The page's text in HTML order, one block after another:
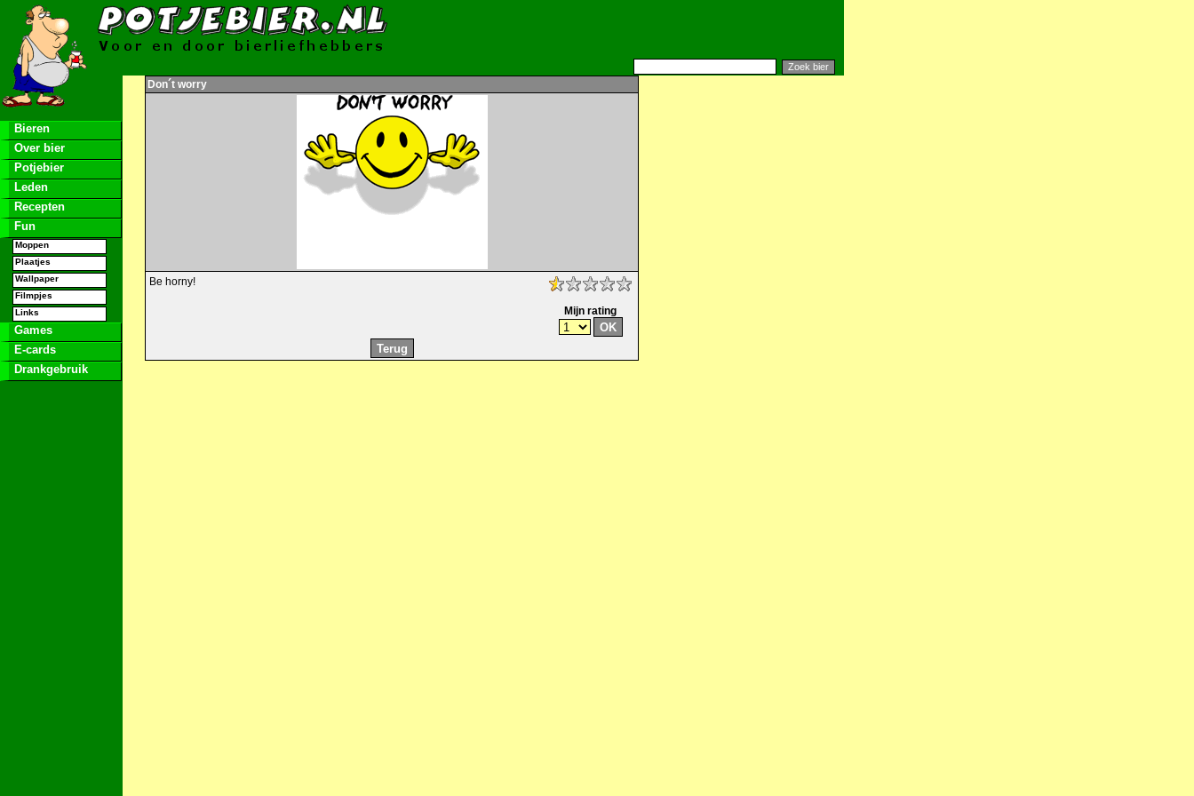
Bieren
Over bier
Potjebier
Leden
Recepten
Fun
Moppen
Plaatjes
Wallpaper
Filmpjes
Links
Games
E-cards
Drankgebruik
Don´t worry
Be horny!
Mijn rating